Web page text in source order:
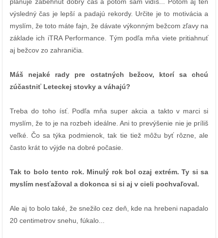
výsledný čas je lepší a padajú rekordy. Určite je to motivácia a
myslím, že toto máte fajn, že dávate výkonným bežcom zľavy na
základe ich iTRA Performance. Tým podľa mňa viete pritiahnuť
aj bežcov zo zahraničia.
Máš nejaké rady pre ostatných bežcov, ktorí sa chcú
zúčastniť Leteckej stovky a váhajú?
Treba do toho ísť. Podľa mňa super akcia a takto v marci si
myslím, že to je na rozbeh ideálne. Ani to prevýšenie nie je príliš
veľké. Čo sa týka podmienok, tak tie tiež môžu byť rôzne, ale
často krát to výjde na dobré počasie.
Tak to bolo tento rok. Minulý rok bol ozaj extrém. Ty si sa
myslím nesťažoval a dokonca si si aj v cieli pochvaľoval.
Ale aj to bolo také, že snežilo cez deň, kde na hrebeni napadalo
20 centimetrov snehu, fúkalo...